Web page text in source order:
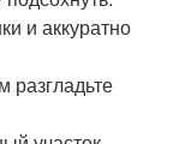
и аккуратно